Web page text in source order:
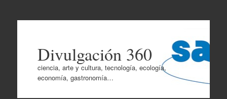
Divulgación 360
ciencia, arte y cultura, tecnología, ecología,
economía, gastronomía…